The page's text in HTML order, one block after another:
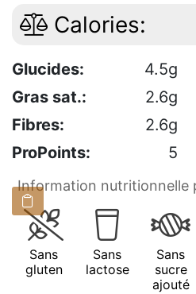
Calories:
Glucides: 4.5g
Gras sat.:
2.6g
Fibres:
2.6g
ProPoints:
5
Information nutritionnelle
Sans
gluten
Sans
lactose
Sans
sucre
ajouté